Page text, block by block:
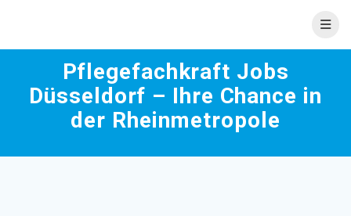
Pflegefachkraft Jobs
Düsseldorf – Ihre Chance in
der Rheinmetropole